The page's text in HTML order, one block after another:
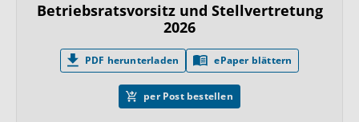
Betriebsratsvorsitz und Stellvertretung
2026
PDF herunterladen ePaper blättern
per Post bestellen